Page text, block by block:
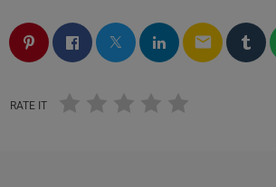
email
RATE IT